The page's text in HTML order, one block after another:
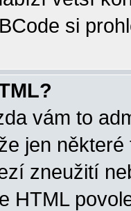
si
vám to
jen
zneužití
HTML